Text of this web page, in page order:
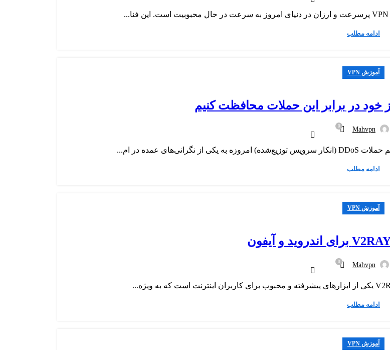
ادامه مطلب
آموزش VPN
Mahvpn
0
ادامه مطلب
آموزش VPN
Mahvpn
0
ادامه مطلب
آموزش VPN